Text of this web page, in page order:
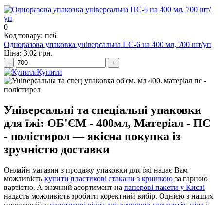
0
Код товару: пс6
Одноразова упаковка універсальна ПС-6 на 400 мл, 700 шт/уп
Ціна: 3.02 грн.
- +
Купити
Універсальні та спеціальні упаковки
для їжі: ОБ'ЄМ - 400мл, Матеріал - ПС
- полістирол — якісна покупка із
зручністю доставки
Онлайн магазин з продажу упаковки для їжі надає Вам
можливість купити пластикові стакани з кришкою за гарною
вартістю. А значний асортимент на паперові пакети у Києві
надасть можливість зробити коректний вибір. Однією з наших